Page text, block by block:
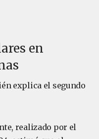
en
explica el segundo
realizado por el